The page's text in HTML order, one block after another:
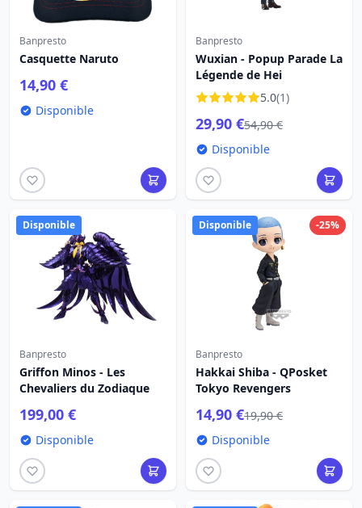
Banpresto
Casquette Naruto
14,90 €
Disponible
Banpresto
Wuxian - Popup Parade La
Légende de Hei
5.0(1)
29,90 €54,90 €
Disponible
Disponible
Banpresto
Griffon Minos - Les
Chevaliers du Zodiaque
199,00 €
Disponible
-25%
Disponible
Banpresto
Hakkai Shiba - QPosket
Tokyo Revengers
14,90 €19,90 €
Disponible